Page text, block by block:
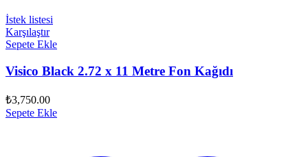
İstek listesi
Karşılaştır
Sepete Ekle
Visico Black 2.72 x 11 Metre Fon Kağıdı
₺3,750.00
Sepete Ekle